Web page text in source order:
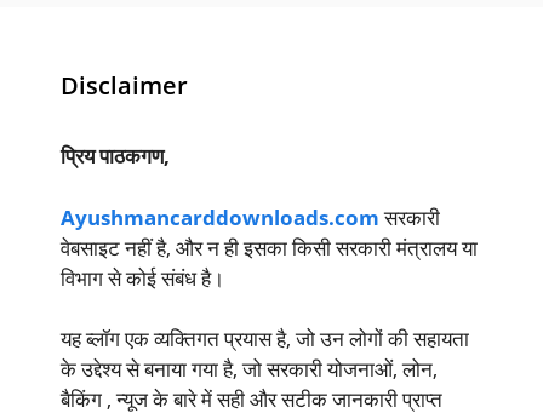
Disclaimer
प्रिय पाठकगण,
Ayushmancarddownloads.comसरकारी
वेबसाइट नहीं है, और न ही इसका किसी सरकारी मंत्रालय या
विभाग से कोई संबंध है।
यह ब्लॉग एक व्यक्तिगत प्रयास है, जो उन लोगों की सहायता
के उद्देश्य से बनाया गया है, जो सरकारी योजनाओं, लोन,
बैकिंग , न्यूज के बारे में सही और सटीक जानकारी प्राप्त